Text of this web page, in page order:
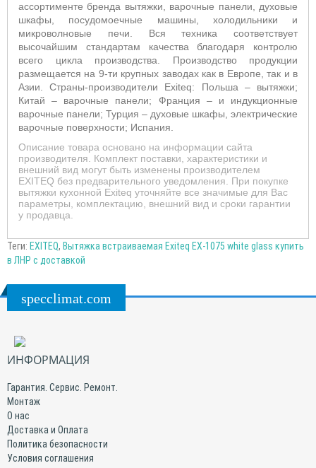
ассортименте бренда вытяжки, варочные панели, духовые
шкафы, посудомоечные машины, холодильники и
микроволновые печи. Вся техника соответствует
высочайшим стандартам качества благодаря контролю
всего цикла производства. Производство продукции
размещается на 9-ти крупных заводах как в Европе, так и в
Азии. Страны-производители Exiteq: Польша – вытяжки;
Китай – варочные панели; Франция – и индукционные
варочные панели; Турция – духовые шкафы, электрические
варочные поверхности; Испания.
Описание товара основано на информации сайта
производителя. Комплект поставки, характеристики и
внешний вид могут быть изменены производителем
EXITEQ без предварительного уведомления. При покупке
вытяжки кухонной Exiteq уточняйте все значимые для Вас
параметры, комплектацию, внешний вид и сроки гарантии
у продавца.
Теги: EXITEQ, Вытяжка встраиваемая Exiteq EX-1075 white glass купить
в ЛНР с доставкой
specclimat.com
ИНФОРМАЦИЯ
Гарантия. Сервис. Ремонт.
Монтаж
О нас
Доставка и Оплата
Политика безопасности
Условия соглашения